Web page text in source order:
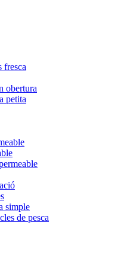
fresca
obertura
petita
simple
de pesca